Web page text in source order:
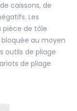
caissons, de
Les
pièce de tôle
au moyen
outils de pliage
de pliage